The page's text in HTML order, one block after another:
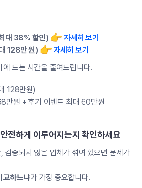
대 38% 할인)
자세히 보기
128만 원)
자세히 보기
드는 시간을 줄여드립니다.
128만원)
만원 + 후기 이벤트 최대 60만원
전하게 이루어지는지 확인하세요
검증되지 않은 업체가 섞여 있으면 문제가
교하느냐가 가장 중요합니다.